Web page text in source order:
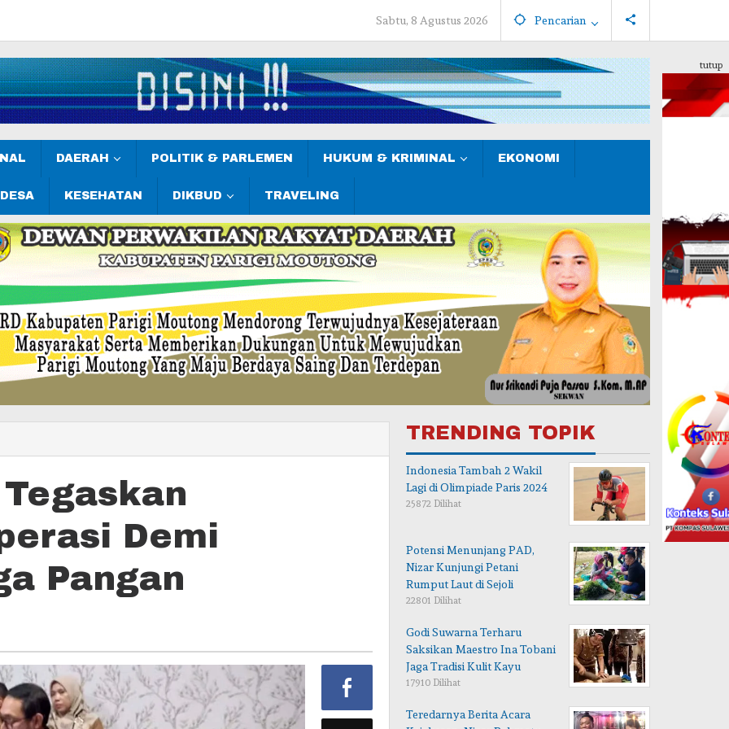
Sabtu, 8 Agustus 2026 Pencarian
DAERAH POLITIK & PARLEMEN HUKUM & KRIMINAL EKONOMI
KESEHATAN DIKBUD TRAVELING
tutup
Demi
Pangan
TRENDING TOPIK
Indonesia Tambah 2 Wakil
Lagi di Olimpiade Paris 2024
25872 Dilihat
Potensi Menunjang PAD,
Nizar Kunjungi Petani
Rumput Laut di Sejoli
22801 Dilihat
Godi Suwarna Terharu
Saksikan Maestro Ina Tobani
Jaga Tradisi Kulit Kayu
17910 Dilihat
Teredarnya Berita Acara